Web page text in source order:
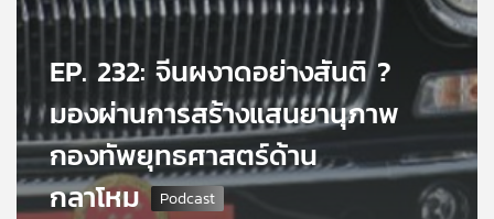
เครือ
พี
บี
เอส
EP. 232: จีนผงาดอย่างสันติ ?
มองผ่านการสร้างแสนยานุภาพ
กองทัพยุทธศาสตร์ด้าน
กลาโหม